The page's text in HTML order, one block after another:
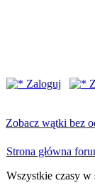
Zaloguj
Zobacz wątki bez
Strona główna
Wszystkie czasy